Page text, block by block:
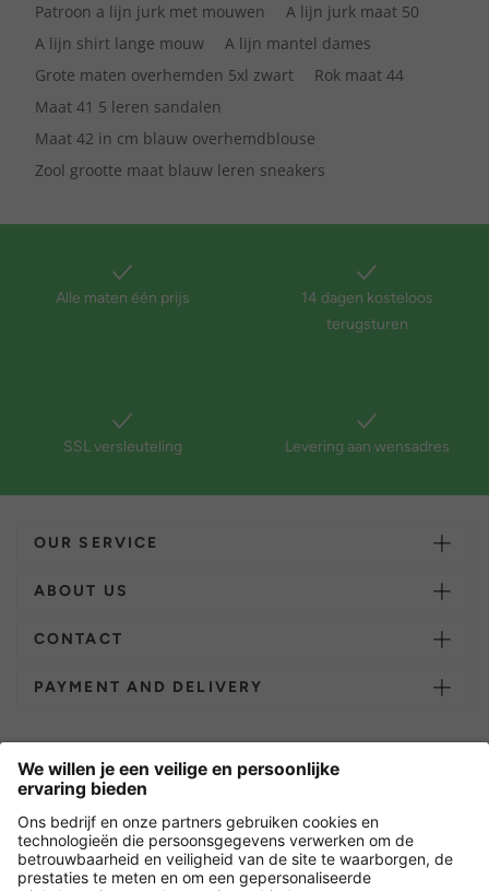
Patroon a lijn jurk met mouwen
A lijn jurk maat 50
A lijn shirt lange mouw
A lijn mantel dames
Grote maten overhemden 5xl zwart
Rok maat 44
Maat 41 5 leren sandalen
Maat 42 in cm blauw overhemdblouse
Zool grootte maat blauw leren sneakers
Alle maten één prijs
14 dagen kosteloos
terugsturen
SSL versleuteling Levering aan wensadres
OUR SERVICE
ABOUT US
CONTACT
PAYMENT AND DELIVERY
Nederland